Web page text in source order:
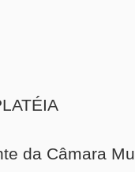
da Câmara